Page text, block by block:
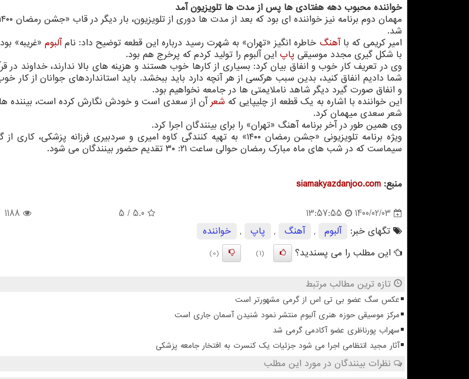
خواننده محبوب دهه هفتادی ها پس از مدت ها تلویزیون آمد
شد.
امیر کریمی که باآهنگ خاطره انگیز «تهران» به شهرت رسید درباره این قطعه توضیح داد: نامآلبوم
با شکل گیری مجدد موسیقی پاپ این آلبوم را تولید کردم که پرخرج هم بود.
وی در تعریف کار خوب و انفاق بیان کرد: بسیاری از کارها خوب هستند و هزینه های بالا ندارند، خداوند در
شما دادیم انفاق کنید، بدین سبب هرکسی از هر آنچه دارد باید ببخشد. باید استانداردهای جوانان از کار
و انفاق صورت گیرد دیگر شاهد ناملایمتی ها در جامعه نخواهیم بود.
این خواننده با اشاره به یک قطعه از چلیپایی که شعرآن از سعدی است و خودش نگارش کرده است، بیننده ها
شعر سعدی میهمان کرد.
وی همین طور در آخر برنامه آهنگ «تهران» را برای بینندگان اجرا کرد.
ویژه برنامه تلویزیونی «جشن رمضان ۱۴۰۰» به تهیه کنندگی کاوه امیری و سردبیری فرزانه
سیماست که در شب های ماه مبارک رمضان حوالی ساعت ۲۱: ۳۰ تقدیم حضور بینندگان می شود.
منبع: siamakyazdanjoo.com
1400/02/03
13:57:55
5.0
/ 5
1188
تگهای خبر:
آلبوم , آهنگ , پاپ ,
خواننده
این مطلب را می پسندید؟
(1)
(0)
تازه ترین مطالب مرتبط
عکس سگ عضو بی تی اس از گرمی مشهورتر است
مرکز موسیقی حوزه هنری آلبوم منتشر نمود شنیدن آسمان جاری است
سهراب پورناظری عضو آکادمی گرمی شد
آثار مجید انتظامی اجرا می شود جزئیات یک کنسرت به افتخار جامعه پزشکی
نظرات بینندگان در مورد این مطلب